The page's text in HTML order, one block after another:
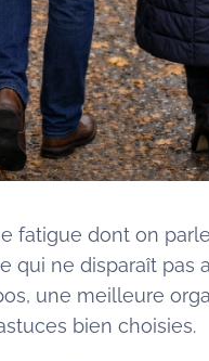
fatigue dont on
qui ne disparaît pas
une meilleure
bien choisies.